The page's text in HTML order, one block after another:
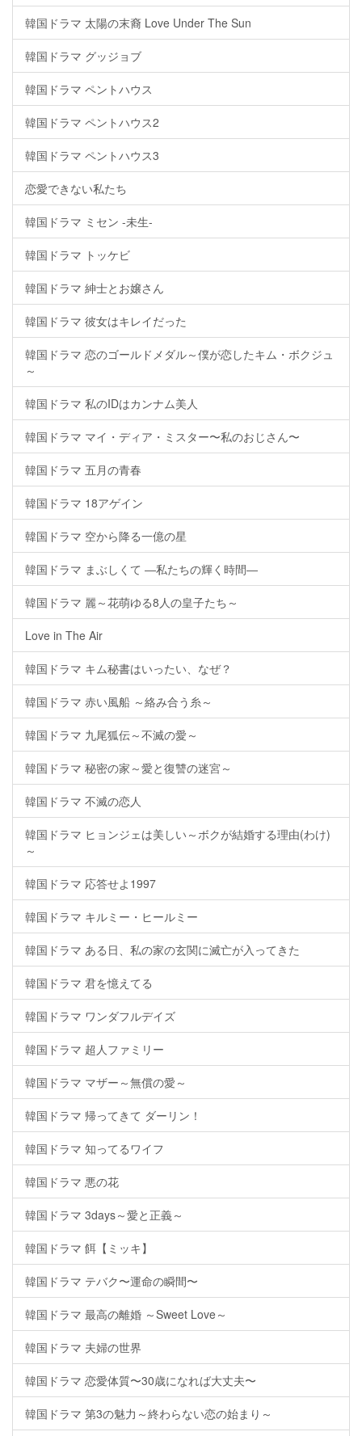
韓国ドラマ 太陽の末裔 Love Under The Sun
韓国ドラマ グッジョブ
韓国ドラマ ペントハウス
韓国ドラマ ペントハウス2
韓国ドラマ ペントハウス3
恋愛できない私たち
韓国ドラマ ミセン -未生-
韓国ドラマ トッケビ
韓国ドラマ 紳士とお嬢さん
韓国ドラマ 彼女はキレイだった
韓国ドラマ 恋のゴールドメダル～僕が恋したキム・ボクジュ
～
韓国ドラマ 私のIDはカンナム美人
韓国ドラマ マイ・ディア・ミスター〜私のおじさん〜
韓国ドラマ 五月の青春
韓国ドラマ 18アゲイン
韓国ドラマ 空から降る一億の星
韓国ドラマ まぶしくて ―私たちの輝く時間―
韓国ドラマ 麗～花萌ゆる8人の皇子たち～
Love in The Air
韓国ドラマ キム秘書はいったい、なぜ？
韓国ドラマ 赤い風船 ～絡み合う糸～
韓国ドラマ 九尾狐伝～不滅の愛～
韓国ドラマ 秘密の家～愛と復讐の迷宮～
韓国ドラマ 不滅の恋人
韓国ドラマ ヒョンジェは美しい～ボクが結婚する理由(わけ)
～
韓国ドラマ 応答せよ1997
韓国ドラマ キルミー・ヒールミー
韓国ドラマ ある日、私の家の玄関に滅亡が入ってきた
韓国ドラマ 君を憶えてる
韓国ドラマ ワンダフルデイズ
韓国ドラマ 超人ファミリー
韓国ドラマ マザー～無償の愛～
韓国ドラマ 帰ってきて ダーリン！
韓国ドラマ 知ってるワイフ
韓国ドラマ 悪の花
韓国ドラマ 3days～愛と正義～
韓国ドラマ 餌【ミッキ】
韓国ドラマ テバク〜運命の瞬間〜
韓国ドラマ 最高の離婚 ～Sweet Love～
韓国ドラマ 夫婦の世界
韓国ドラマ 恋愛体質〜30歳になれば大丈夫〜
韓国ドラマ 第3の魅力～終わらない恋の始まり～